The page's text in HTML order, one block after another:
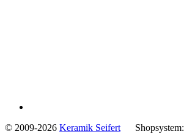
© 2009-2026 Keramik Seifert Shopsystem: